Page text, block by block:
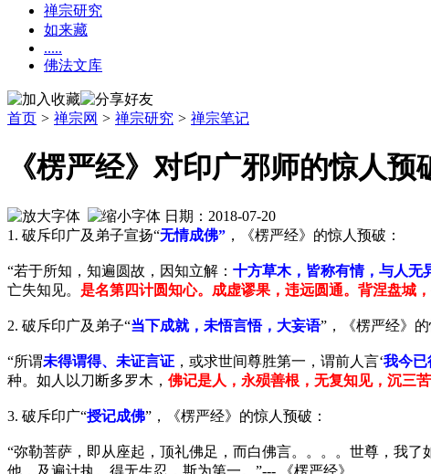
禅宗研究
如来藏
.....
佛法文库
首页 > 禅宗网 > 禅宗研究 > 禅宗笔记
《楞严经》对印广邪师的惊人预
日期：2018-07-20
1. 破斥印广及弟子宣扬“无情成佛” ，《楞严经》的惊人预破：
“若于所知，知遍圆故，因知立解： 十方草木，皆称有情，与人无
亡失知见。 是名第四计圆知心。成虚谬果，违远圆通。背涅盘城
2. 破斥印广及弟子“当下成就，未悟言悟，大妄语”，《楞严经》的
“所谓未得谓得、未证言证 ，或求世间尊胜第一，谓前人言‘我今已
种。如人以刀断多罗木， 佛记是人，永殒善根，无复知见，沉三
3. 破斥印广“授记成佛”，《楞严经》的惊人预破：
“弥勒菩萨，即从座起，顶礼佛足，而白佛言。。。。世尊，我了